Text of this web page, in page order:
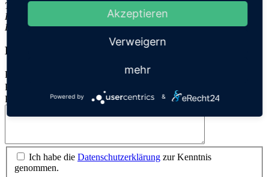
Tel.: 0451 - 47 00 1-0
Fax: 0451 - 47 00 1-122
E-Mail:info@schuett-bau.de
Kontaktformular
Pflichtfeld
Pflichtfeld
Pflichtfeld
Nachricht*
Ich habe die Datenschutzerklärung zur Kenntnis
genommen.
Akzeptieren
Verweigern
mehr
Powered by &